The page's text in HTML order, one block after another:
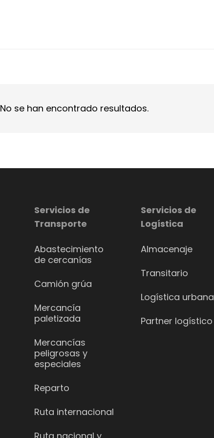
No se han encontrado resultados.
Servicios de
Transporte
Abastecimiento
de cercanías
Camión grúa
Mercancía
paletizada
Mercancías
peligrosas y
especiales
Reparto
Ruta internacional
Servicios de
Logística
Almacenaje
Transitario
Logística urbana
Partner logístico